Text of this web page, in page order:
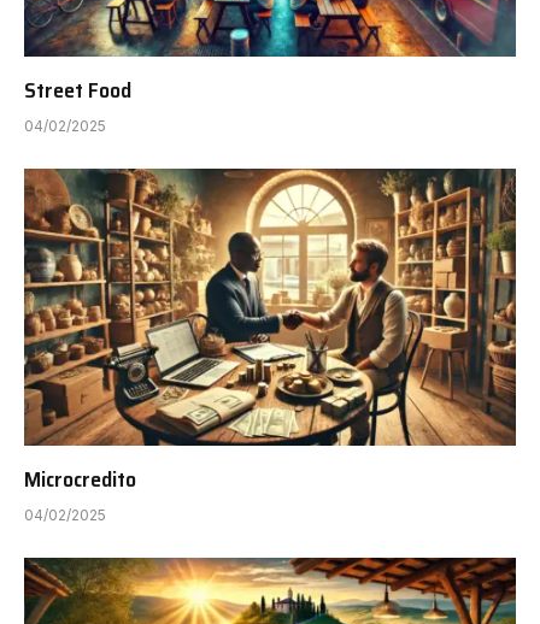
Street Food
04/02/2025
Microcredito
04/02/2025